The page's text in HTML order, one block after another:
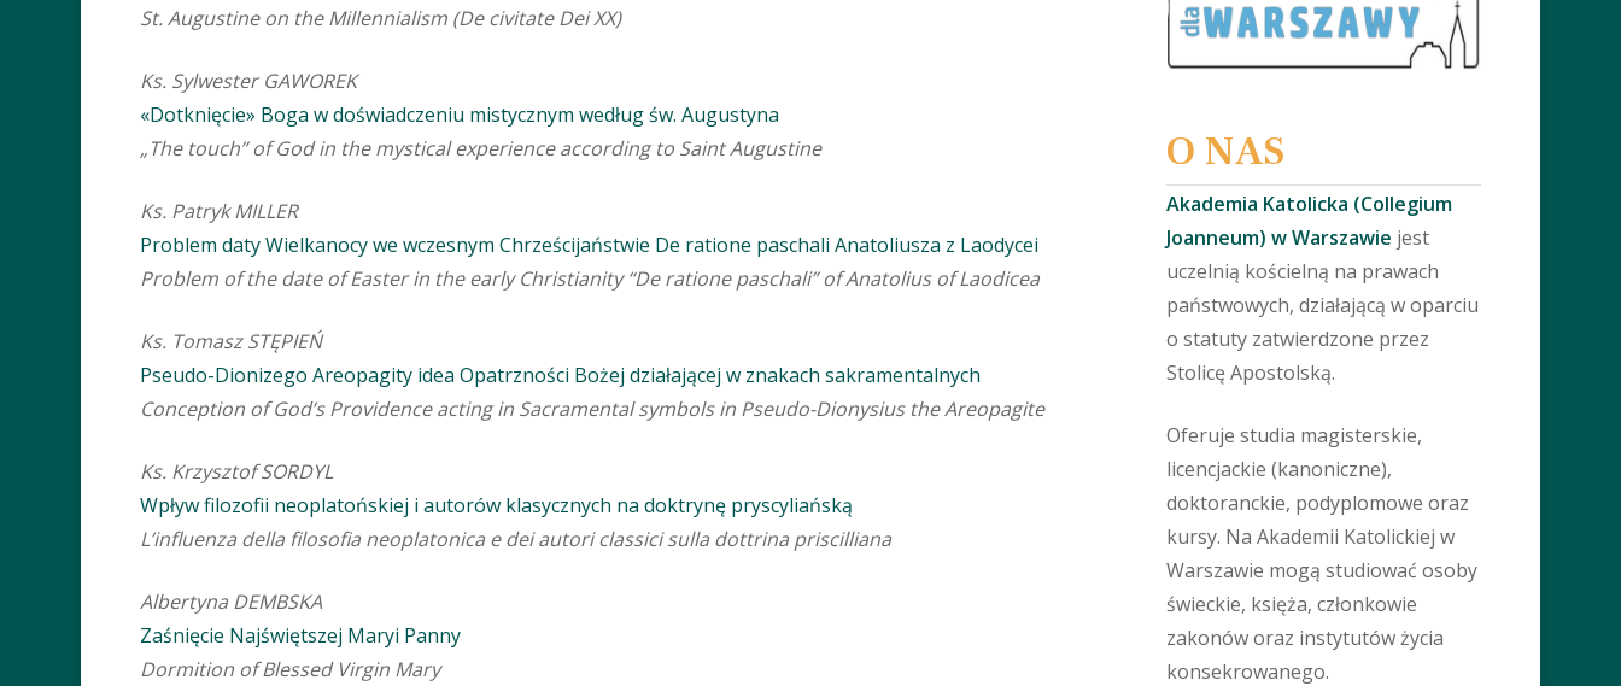
St. Augustine on the Millennialism (De civitate Dei XX)
Ks. Sylwester GAWOREK
«Dotknięcie» Boga w doświadczeniu mistycznym według św. Augustyna
„The touch” of God in the mystical experience according to Saint Augustine
Ks. Patryk MILLER
Problem daty Wielkanocy we wczesnym Chrześcijaństwie De ratione paschali Anatoliusza z Laodycei
Problem of the date of Easter in the early Christianity “De ratione paschali” of Anatolius of Laodicea
Ks. Tomasz STĘPIEŃ
Pseudo-Dionizego Areopagity idea Opatrzności Bożej działającej w znakach sakramentalnych
Conception of God’s Providence acting in Sacramental symbols in Pseudo-Dionysius the Areopagite
Ks. Krzysztof SORDYL
Wpływ filozofii neoplatońskiej i autorów klasycznych na doktrynę pryscyliańską
L’influenza della filosofia neoplatonica e dei autori classici sulla dottrina priscilliana
Albertyna DEMBSKA
Zaśnięcie Najświętszej Maryi Panny
Dormition of Blessed Virgin Mary
O NAS
Akademia Katolicka (Collegium
Joanneum) w Warszawie jest
uczelnią kościelną na prawach
państwowych, działającą w oparciu
o statuty zatwierdzone przez
Stolicę Apostolską.
Oferuje studia magisterskie,
licencjackie (kanoniczne),
doktoranckie, podyplomowe oraz
kursy. Na Akademii Katolickiej w
Warszawie mogą studiować osoby
świeckie, księża, członkowie
zakonów oraz instytutów życia
konsekrowanego.